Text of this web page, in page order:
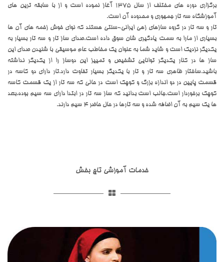
برگزاری دوره های مختلف از سال 1375 آغاز نموده است و از با سابقه ترین های
آموزشگاه سه تار جمهوری و محدوده آن است.
تار و سه تار در گروه سازهای زهی ایرانی-سنتی هستند که نوای خوش زخمه های آن ها
بسیاری از مارا به سمت یادگیری شان سوق داده است.صدای ساز تار و سه تار بسیار به
یکدیگر نزدیک است و شاید شما به عنوان یک مخاطب عام موسیقی با شنیدن صدای این
ساز ها در کنار یکدیگر توانایی تشخیص و تمییز این دوساز را از یکدیگر نداشته
باشید.ساختار ظاهری سه تار و تار با یکدیگر بسیار تفاوت دارد.تار دارای دو کاسه در
قسمت پایین در دو اندازه بزرگ و کوچک است در حالی که سه تار از یک قسمت کاسه
کوچک برخوردار است.جالب است بدانید که ساز سه تار در ابتدا دارای سه سیم بوده،بعد
ها یک سیم به آن اضافه شده و سه تارها در حال حاضر 4 سیم دارند.
خدمات آموزشی تاج بخش